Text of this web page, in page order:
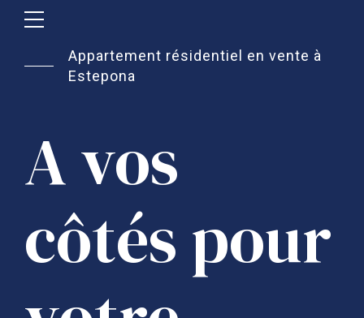
Appartement résidentiel en vente à
Estepona
A vos
côtés pour